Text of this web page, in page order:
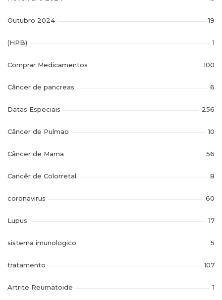
Outubro 2024 19
(HPB) 1
Comprar Medicamentos 100
Câncer de pancreas 6
Datas Especiais 256
Câncer de Pulmao 10
Câncer de Mama 56
Cancêr de Colorretal 8
coronavirus 60
Lupus 17
sistema imunologico 5
tratamento 107
Artrite Reumatoide 1